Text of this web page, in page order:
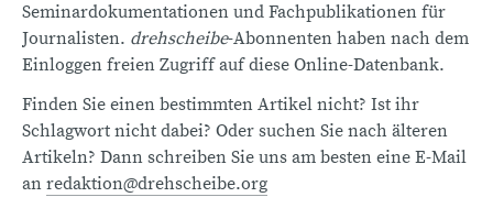
Seminardokumentationen und Fachpublikationen für
Journalisten. drehscheibe-Abonnenten haben nach dem
Einloggen freien Zugriff auf diese Online-Datenbank.
Finden Sie einen bestimmten Artikel nicht? Ist ihr
Schlagwort nicht dabei? Oder suchen Sie nach älteren
Artikeln? Dann schreiben Sie uns am besten eine E-Mail
an redaktion@drehscheibe.org